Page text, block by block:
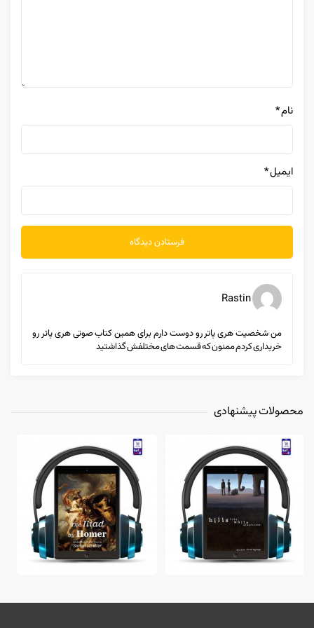
نام*
ایمیل*
Rastin
من شخصیت هری پاتر رو دوست دارم برای همین کتاب صوتی هری پاتر رو
خریداری کردم ممنون که قسمت های مختلفش گذاشتید
محصولات پیشنهادی